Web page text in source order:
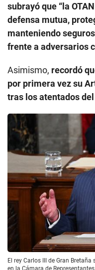
subrayó que “la
defensa mutua,
manteniendo
frente a adversarios
Asimismo, recordó
por primera vez su
tras los atentados
El rey Carlos III de Gran
en la Cámara de